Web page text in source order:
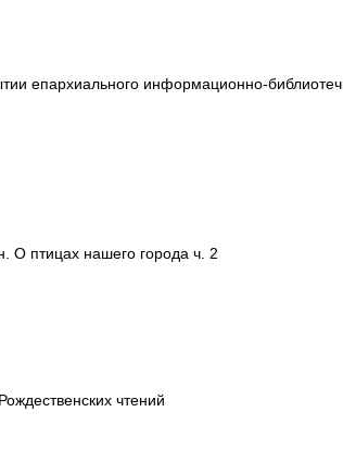
епархиального информационно-
О птицах нашего города ч. 2
чтений